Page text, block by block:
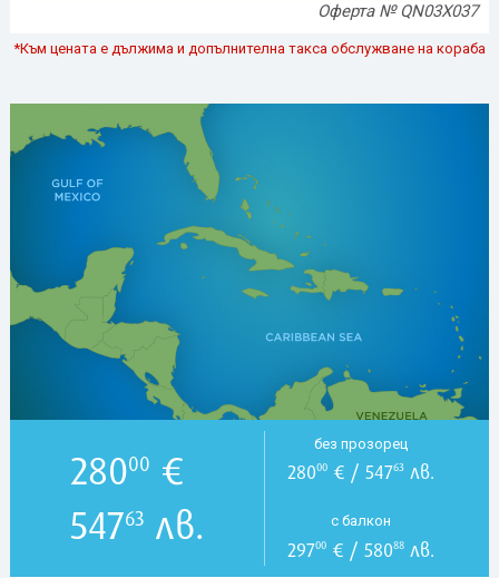
Оферта № QN03X037
*Към цената е дължима и допълнителна такса обслужване на кораба
28000 €
54763 лв.
без прозорец
28000€ / 54763лв.
с балкон
29700€ / 58088лв.